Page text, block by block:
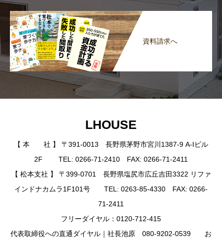
資料請求へ
LHOUSE
【 本 社 】 〒391-0013 長野県茅野市宮川1387-9 A-Iビル
2F TEL: 0266-71-2410 FAX: 0266-71-2411
【 松本支社 】 〒399-0701 長野県塩尻市広丘吉田3322 リファ
インドナカムラ1F101号 TEL: 0263-85-4330 FAX: 0266-
71-2411
フリーダイヤル：0120-712-415
代表取締役への直通ダイヤル｜社長池原 080-9202-0539 お